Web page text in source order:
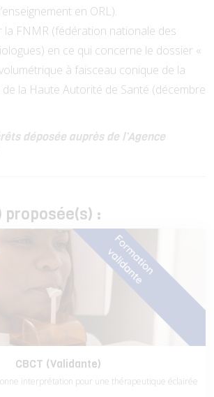
en ORL).
la FNMR (fédération nationale des
en ce qui concerne le dossier «
à faisceau conique de la
la Haute Autorité de Santé (décembre
déposée auprès de l’Agence
proposée(s) :
CBCT (Validante)
interprétation pour une thérapeutique éclairée